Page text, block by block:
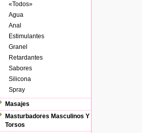
«Todos»
Agua
Anal
Estimulantes
Granel
Retardantes
Sabores
Silicona
Spray
Masajes
Masturbadores Masculinos Y
Torsos